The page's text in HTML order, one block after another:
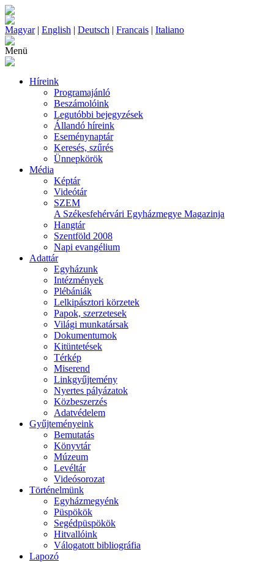
Magyar| English | Deutsch | Francais | Italiano
Menü
Híreink
Programajánló
Beszámolóink
Legutóbbi bejegyzések
Állandó híreink
Eseménynaptár
Keresés, szűrés
Ünnepkörök
Média
Képtár
Videótár
SZEM
A Székesfehérvári Egyházmegye Magazinja
Hangtár
Szentföld 2008
Napi evangélium
Adattár
Egyházunk
Intézmények
Plébániák
Lelkipásztori körzetek
Papok, szerzetesek
Világi munkatársak
Dokumentumok
Kitüntetések
Térkép
Miserend
Linkgyűjtemény
Nyertes pályázatok
Közbeszerzés
Adatvédelem
Gyűjteményeink
Bemutatás
Könyvtár
Múzeum
Levéltár
Videósorozat
Történelmünk
Egyházmegyénk
Püspökök
Segédpüspökök
Hitvallóink
Válogatott bibliográfia
Lapozó